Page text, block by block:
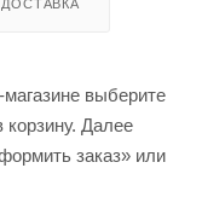
ДОСТАВКА
выберите
корзину. Далее
заказ» или